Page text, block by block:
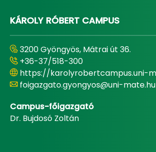
KÁROLY RÓBERT CAMPUS
3200 Gyöngyös, Mátrai út 36.
+36-37/518-300
https://karolyrobertcampus.uni-
foigazgato.gyongyos@uni-mate.hu
Campus-főigazgató
Dr. Bujdosó Zoltán